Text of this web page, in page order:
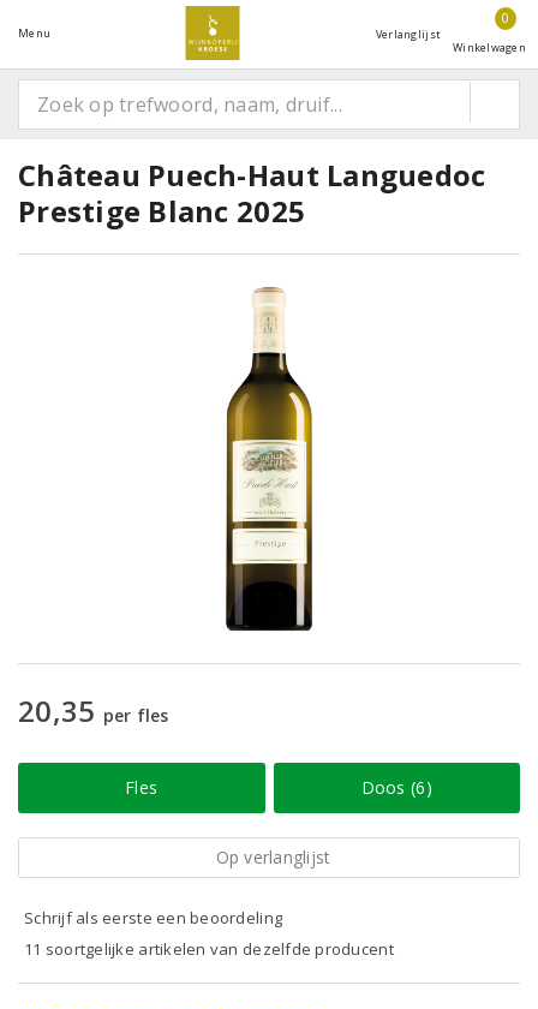
Menu Verlanglijst
0
Winkelwagen
Château Puech-Haut Languedoc
Prestige Blanc 2025
20,35 per fles
Fles Doos (6)
Op verlanglijst
Schrijf als eerste een beoordeling
11 soortgelijke artikelen van dezelfde producent